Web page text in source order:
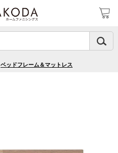
ベッドフレーム＆マットレス